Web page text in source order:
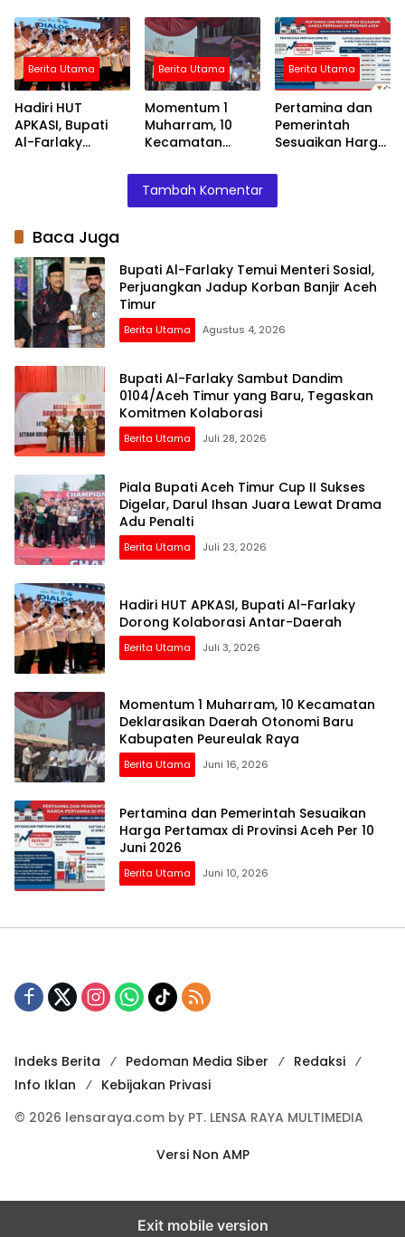
Jadup Korban
Banjir Aceh Timur
Tegaskan
Komitmen
Kolaborasi
Juara Lewat
Drama Adu
Penalti
Berita Utama
Hadiri HUT
APKASI, Bupati
Al-Farlaky
Berita Utama
Momentum 1
Muharram, 10
Kecamatan
Daerah Otonomi
Baru Kabupaten
Peureulak Raya
Berita Utama
Pertamina dan
Pemerintah
Sesuaikan Harga
Provinsi Aceh Per
Tambah Komentar
Baca Juga
Bupati Al-Farlaky Temui Menteri Sosial,
Perjuangkan Jadup Korban Banjir Aceh
Timur
Berita Utama Agustus 4, 2026
Bupati Al-Farlaky Sambut Dandim
0104/Aceh Timur yang Baru, Tegaskan
Komitmen Kolaborasi
Berita Utama Juli 28, 2026
Piala Bupati Aceh Timur Cup II Sukses
Digelar, Darul Ihsan Juara Lewat Drama
Adu Penalti
Berita Utama Juli 23, 2026
Hadiri HUT APKASI, Bupati Al-Farlaky
Dorong Kolaborasi Antar-Daerah
Berita Utama Juli 3, 2026
Momentum 1 Muharram, 10 Kecamatan
Deklarasikan Daerah Otonomi Baru
Kabupaten Peureulak Raya
Berita Utama Juni 16, 2026
Pertamina dan Pemerintah Sesuaikan
Harga Pertamax di Provinsi Aceh Per 10
Juni 2026
Berita Utama Juni 10, 2026
Indeks Berita Pedoman Media Siber
Redaksi
Info Iklan
Kebijakan Privasi
© 2026 lensaraya.com by PT. LENSA RAYA MULTIMEDIA
Versi Non AMP
Exit mobile version